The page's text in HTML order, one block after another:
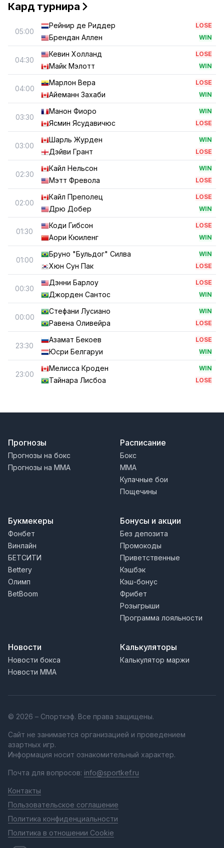
Кард турнира
05:00
Рейнир де Риддер LOSE
Брендан Аллен WIN
04:30
Кевин Холланд LOSE
Майк Мэлотт WIN
04:00
Марлон Вера LOSE
Айеманн Захаби WIN
03:30
Манон Фиоро WIN
Ясмин Ясудавичюс LOSE
03:00
Шарль Журден WIN
Дэйви Грант LOSE
02:30
Кайл Нельсон WIN
Мэтт Фревола LOSE
02:00
Кайл Преполец LOSE
Дрю Добер WIN
01:30
Коди Гибсон LOSE
Аори Кюиленг WIN
01:00
Бруно "Бульдог" Силва WIN
Хюн Сун Пак LOSE
00:30
Дэнни Барлоу LOSE
Джорден Сантос WIN
00:00
Стефани Лусиано WIN
Равена Оливейра LOSE
23:30
Азамат Бекоев LOSE
Юсри Белгаруи WIN
23:00
Мелисса Кроден WIN
Тайнара Лисбоа LOSE
Прогнозы
Прогнозы на бокс
Прогнозы на MMA
Расписание
Бокс
MMA
Кулачные бои
Пощечины
Букмекеры
Фонбет
Винлайн
БЕТСИТИ
Bettery
Олимп
BetBoom
Бонусы и акции
Без депозита
Промокоды
Приветственные
Кэшбэк
Кэш-бонус
Фрибет
Розыгрыши
Программа лояльности
Новости
Новости бокса
Новости MMA
Калькуляторы
Калькулятор маржи
© 2026 – Спорткэф. Все права защищены.
Сайт не занимается организацией и проведением
азартных игр.
Информация носит ознакомительный характер.
Почта для вопросов: info@sportkef.ru
Контакты
Пользовательское соглашение
Политика конфиденциальности
Политика в отношении Cookie